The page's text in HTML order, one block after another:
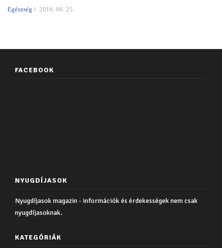
Egészség 2016. 08. 25.
FACEBOOK
NYUGDÍJASOK
Nyugdíjasok magazin - információk és érdekességek nem csak
nyugdíjasoknak.
KATEGÓRIÁK